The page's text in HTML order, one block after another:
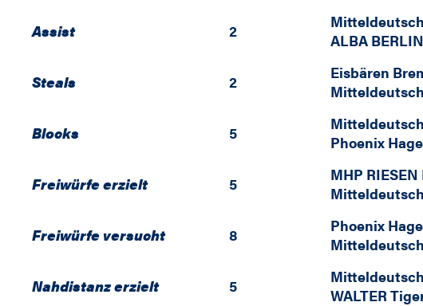
Assist 2
ALBA BERLIN
Steals 2 Eisbären
Blocks 5
Phoenix
Freiwürfe erzielt 5 MHP
Freiwürfe versucht 8 Phoenix
Nahdistanz erzielt 5
WALTER